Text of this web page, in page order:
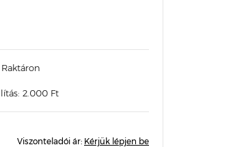
Raktáron
2.000 Ft
Viszonteladói ár: Kérjük lépjen be